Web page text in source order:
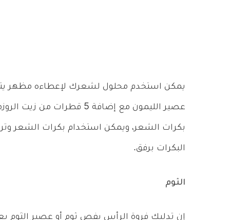
عصير الليمون مع إضافة 5
البكرات برفق.
الثوم
إن تدليك فروة الرأس بفص ثوم أو عصير